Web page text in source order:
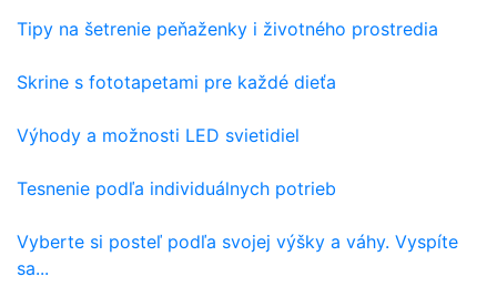
Tipy na šetrenie peňaženky i životného prostredia
Skrine s fototapetami pre každé dieťa
Výhody a možnosti LED svietidiel
Tesnenie podľa individuálnych potrieb
Vyberte si posteľ podľa svojej výšky a váhy. Vyspíte
sa...